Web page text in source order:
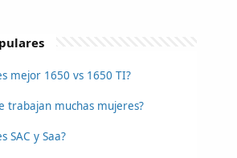
mejor 1650 vs 1650 TI?
trabajan muchas mujeres?
SAC y Saa?